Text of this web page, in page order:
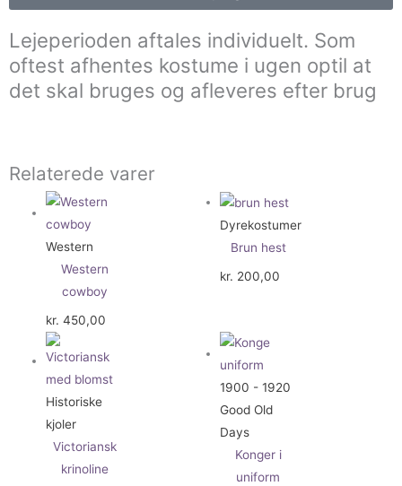
Lejeperioden aftales individuelt. Som
oftest afhentes kostume i ugen optil at
det skal bruges og afleveres efter brug
Relaterede varer
Western
Western
cowboy
kr. 450,00
Dyrekostumer
Brun hest
kr. 200,00
Historiske
kjoler
Victoriansk
krinoline
1900 - 1920
Good Old
Days
Konger i
uniform